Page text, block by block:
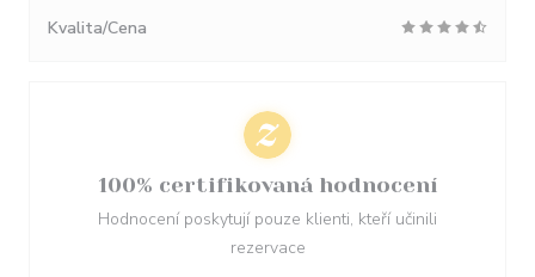
Kvalita/Cena
100% certifikovaná hodnocení
Hodnocení poskytují pouze klienti, kteří učinili
rezervace